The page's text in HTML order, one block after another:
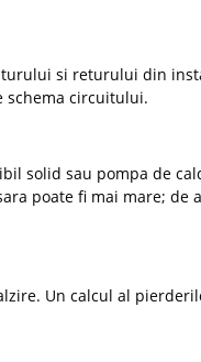
si returului din
schema circuitului.
solid sau pompa de
poate fi mai mare; de
Un calcul al